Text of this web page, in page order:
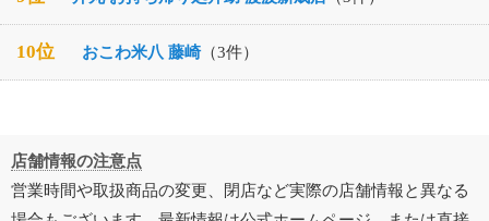
10位 おこわ米八 藤崎（3件）
店舗情報の注意点
営業時間や取扱商品の変更、閉店など実際の店舗情報と異なる